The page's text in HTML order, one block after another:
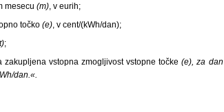
mesecu (m), v eurih;
točko(e), v cent/(kWh/dan);
;
zakupljena vstopna zmogljivost vstopne točke(e), za dan
dan.«.